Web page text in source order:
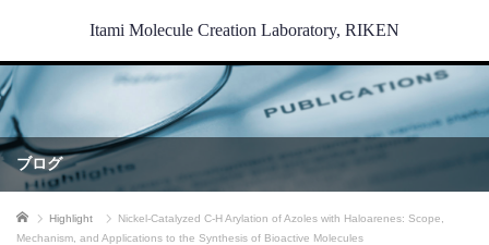
Itami Molecule Creation Laboratory, RIKEN
ブログ
ホーム Highlight
Nickel-Catalyzed C-H Arylation of Azoles with Haloarenes: Scope,
Mechanism, and Applications to the Synthesis of Bioactive Molecules